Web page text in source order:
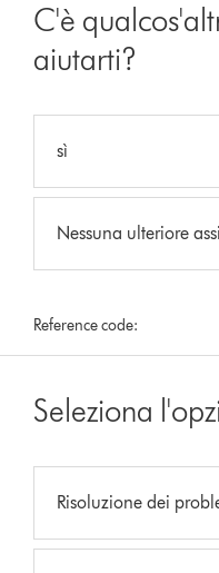
C'è
aiutarti?
sì
Nessuna ulteriore
Reference code:
Seleziona
Risoluzione dei